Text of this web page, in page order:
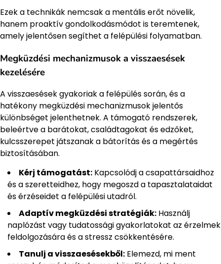
Ezek a technikák nemcsak a mentális erőt növelik,
hanem proaktív gondolkodásmódot is teremtenek,
amely jelentősen segíthet a felépülési folyamatban.
Megküzdési mechanizmusok a visszaesések
kezelésére
A visszaesések gyakoriak a felépülés során, és a
hatékony megküzdési mechanizmusok jelentős
különbséget jelenthetnek. A támogató rendszerek,
beleértve a barátokat, családtagokat és edzőket,
kulcsszerepet játszanak a bátorítás és a megértés
biztosításában.
Kérj támogatást: Kapcsolódj a csapattársaidhoz
és a szeretteidhez, hogy megoszd a tapasztalataidat
és érzéseidet a felépülési utadról.
Adaptív megküzdési stratégiák: Használj
naplózást vagy tudatossági gyakorlatokat az érzelmek
feldolgozására és a stressz csökkentésére.
Tanulj a visszaesésekből: Elemezd, mi ment